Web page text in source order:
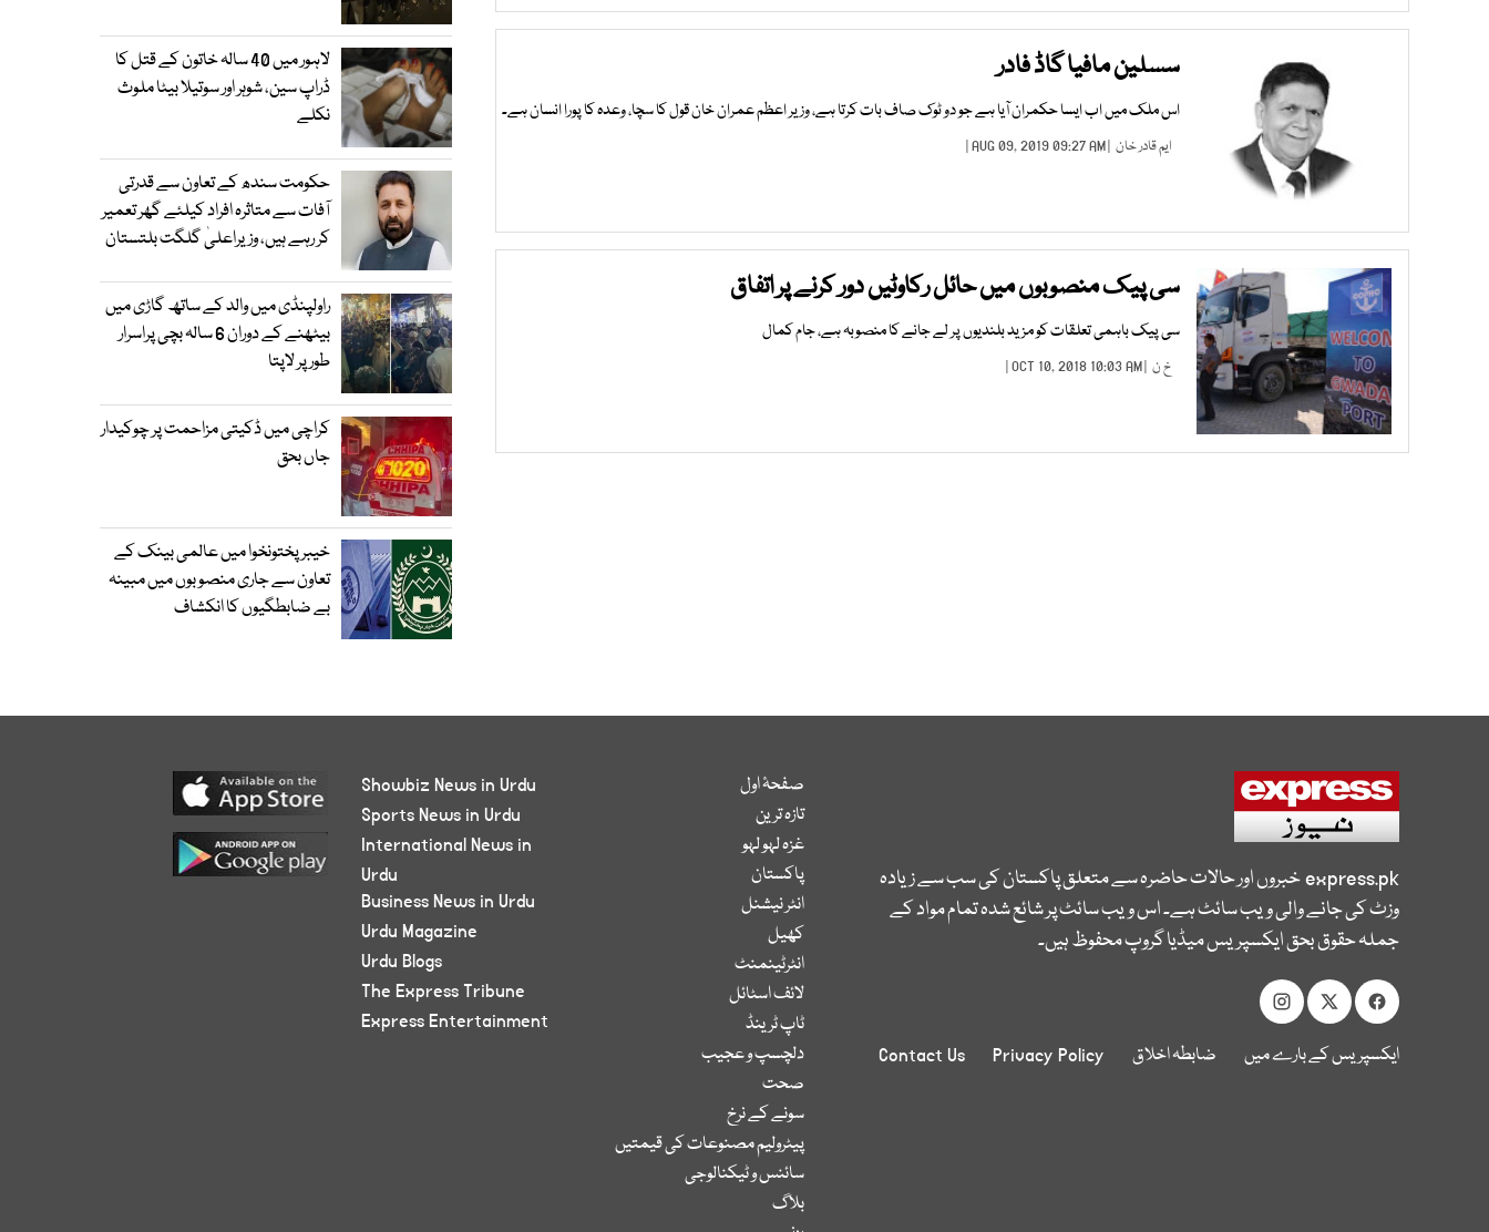
سسلین مافیا گاڈ فادر
اس ملک میں اب ایسا حکمران آیا ہے جو دو ٹوک صاف بات کرتا ہے، وزیر اعظم عمران خان قول کا سچا، وعدہ کا پورا انسان ہے۔
ایم قادر خان | AUG 09, 2019 09:27 AM |
سی پیک منصوبوں میں حائل رکاوٹیں دور کرنے پر اتفاق
سی پیک باہمی تعلقات کو مزید بلندیوں پر لے جانے کا منصوبہ ہے، جام کمال
خ ن | OCT 10, 2018 10:03 AM |
لاہور میں 40 سالہ خاتون کے قتل کا
ڈراپ سین، شوہر اور سوتیلا بیٹا ملوث
نکلے
حکومت سندھ کے تعاون سے قدرتی
آفات سے متاثرہ افراد کیلئے گھر تعمیر
کر رہے ہیں، وزیراعلیٰ گلگت بلتستان
راولپنڈی میں والد کے ساتھ گاڑی میں
بیٹھنے کے دوران 6 سالہ بچی پراسرار
طور پر لاپتا
کراچی میں ڈکیتی مزاحمت پر چوکیدار
جاں بحق
خیبرپختونخوا میں عالمی بینک کے
تعاون سے جاری منصوبوں میں مبینہ
بے ضابطگیوں کا انکشاف
express.pkخبروں اور حالات حاضرہ سے متعلق پاکستان کی سب سے زیادہ
وزٹ کی جانے والی ویب سائٹ ہے۔ اس ویب سائٹ پر شائع شدہ تمام مواد کے
جملہ حقوق بحق ایکسپریس میڈیا گروپ محفوظ ہیں۔
ایکسپریس کے بارے میں ضابطہ اخلاق Privacy Policy
Contact Us
صفحۂ اول
تازہ ترین
غزہ لہو لہو
پاکستان
انٹر نیشنل
کھیل
انٹرٹینمنٹ
لائف اسٹائل
ٹاپ ٹرینڈ
دلچسپ و عجیب
صحت
سونے کے نرخ
پیٹرولیم مصنوعات کی قیمتیں
سائنس و ٹیکنالوجی
بلاگ
Showbiz News in Urdu
Sports News in Urdu
International News in
Urdu
Business News in Urdu
Urdu Magazine
Urdu Blogs
The Express Tribune
Express Entertainment